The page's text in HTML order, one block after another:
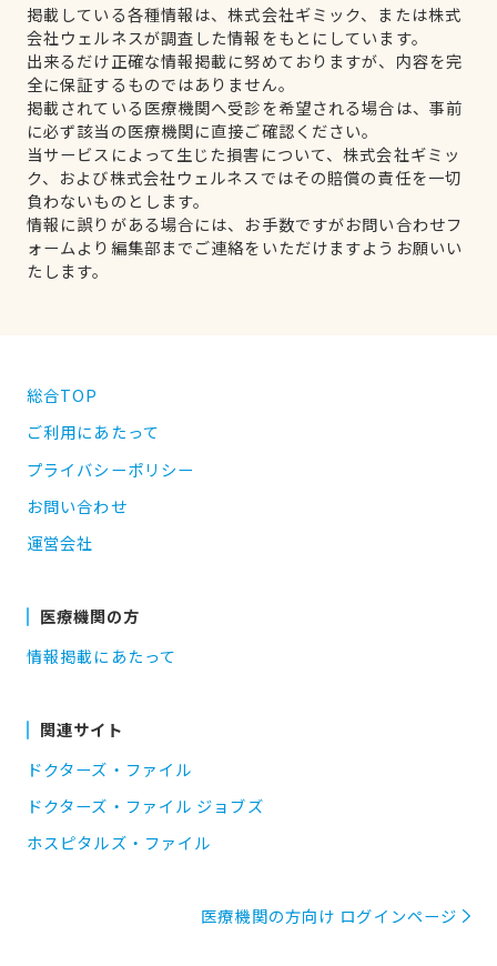
掲載している各種情報は、株式会社ギミック、または株式
会社ウェルネスが調査した情報をもとにしています。
出来るだけ正確な情報掲載に努めておりますが、内容を完
全に保証するものではありません。
掲載されている医療機関へ受診を希望される場合は、事前
に必ず該当の医療機関に直接ご確認ください。
当サービスによって生じた損害について、株式会社ギミッ
ク、および株式会社ウェルネスではその賠償の責任を一切
負わないものとします。
情報に誤りがある場合には、お手数ですがお問い合わせフ
ォームより編集部までご連絡をいただけますようお願いい
たします。
総合TOP
ご利用にあたって
プライバシーポリシー
お問い合わせ
運営会社
医療機関の方
情報掲載にあたって
関連サイト
ドクターズ・ファイル
ドクターズ・ファイル ジョブズ
ホスピタルズ・ファイル
医療機関の方向け ログインページ